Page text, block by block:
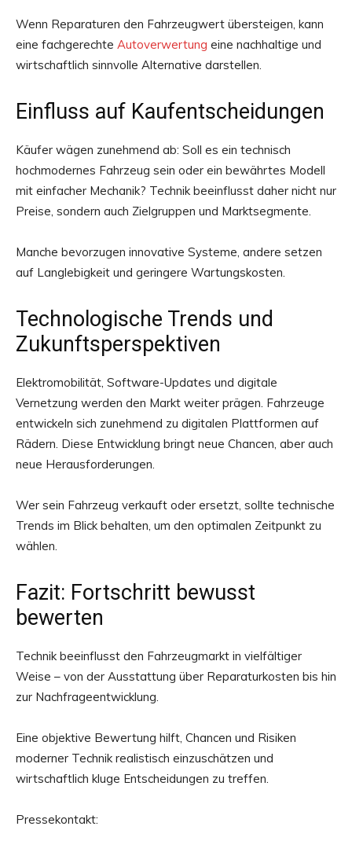
Wenn Reparaturen den Fahrzeugwert übersteigen, kann
eine fachgerechte Autoverwertung eine nachhaltige und
wirtschaftlich sinnvolle Alternative darstellen.
Einfluss auf Kaufentscheidungen
Käufer wägen zunehmend ab: Soll es ein technisch
hochmodernes Fahrzeug sein oder ein bewährtes Modell
mit einfacher Mechanik? Technik beeinflusst daher nicht nur
Preise, sondern auch Zielgruppen und Marktsegmente.
Manche bevorzugen innovative Systeme, andere setzen
auf Langlebigkeit und geringere Wartungskosten.
Technologische Trends und
Zukunftsperspektiven
Elektromobilität, Software-Updates und digitale
Vernetzung werden den Markt weiter prägen. Fahrzeuge
entwickeln sich zunehmend zu digitalen Plattformen auf
Rädern. Diese Entwicklung bringt neue Chancen, aber auch
neue Herausforderungen.
Wer sein Fahrzeug verkauft oder ersetzt, sollte technische
Trends im Blick behalten, um den optimalen Zeitpunkt zu
wählen.
Fazit: Fortschritt bewusst
bewerten
Technik beeinflusst den Fahrzeugmarkt in vielfältiger
Weise – von der Ausstattung über Reparaturkosten bis hin
zur Nachfrageentwicklung.
Eine objektive Bewertung hilft, Chancen und Risiken
moderner Technik realistisch einzuschätzen und
wirtschaftlich kluge Entscheidungen zu treffen.
Pressekontakt: